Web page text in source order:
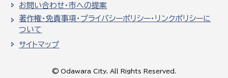
お問い合わせ・市への提案
著作権・免責事項・プライバシーポリシー・リンクポリシーに
ついて
サイトマップ
© Odawara City, All Rights Reserved.